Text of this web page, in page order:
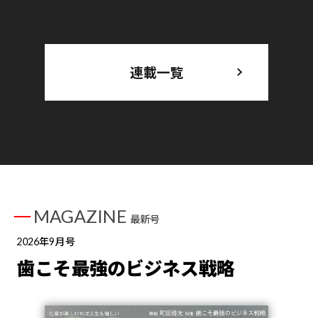
連載一覧
MAGAZINE 最新号
2026年9月号
歯こそ最強のビジネス戦略